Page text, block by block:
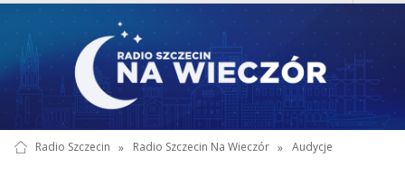
Radio Szczecin » Radio Szczecin Na Wieczór » Audycje